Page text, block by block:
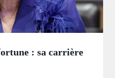
: sa carrière